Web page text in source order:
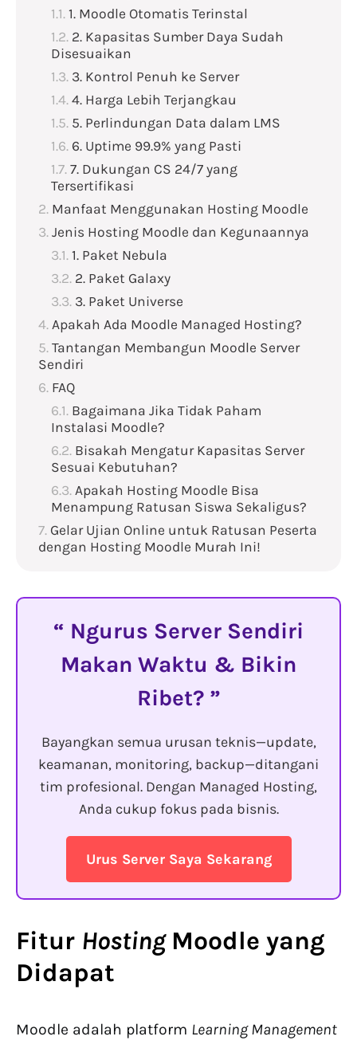
1. Moodle Otomatis Terinstal
2. Kapasitas Sumber Daya Sudah
Disesuaikan
3. Kontrol Penuh ke Server
4. Harga Lebih Terjangkau
5. Perlindungan Data dalam LMS
6. Uptime 99.9% yang Pasti
7. Dukungan CS 24/7 yang
Tersertifikasi
Manfaat Menggunakan Hosting Moodle
Jenis Hosting Moodle dan Kegunaannya
1. Paket Nebula
2. Paket Galaxy
3. Paket Universe
Apakah Ada Moodle Managed Hosting?
Tantangan Membangun Moodle Server
Sendiri
FAQ
Bagaimana Jika Tidak Paham
Instalasi Moodle?
Bisakah Mengatur Kapasitas Server
Sesuai Kebutuhan?
Apakah Hosting Moodle Bisa
Menampung Ratusan Siswa Sekaligus?
Gelar Ujian Online untuk Ratusan Peserta
dengan Hosting Moodle Murah Ini!
Ngurus Server Sendiri
Makan Waktu & Bikin
Ribet?
Bayangkan semua urusan teknis—update,
keamanan, monitoring, backup—ditangani
tim profesional. Dengan Managed Hosting,
Anda cukup fokus pada bisnis.
Urus Server Saya Sekarang
Fitur Hosting Moodle yang
Didapat
Moodle adalah platform Learning Management